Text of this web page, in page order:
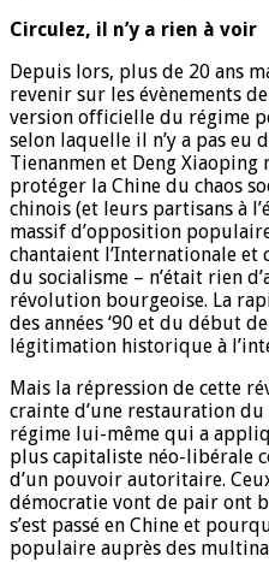
Circulez, il n’y a rien à voir
Depuis lors, plus de 20 ans
revenir sur les évènements
version officielle du régime
selon laquelle il n’y a pas eu
Tienanmen et Deng Xiaoping
protéger la Chine du chaos
chinois (et leurs partisans à
massif d’opposition
chantaient l’Internationale et
du socialisme – n’était rien
révolution bourgeoise. La
des années ‘90 et du début
légitimation historique à
Mais la répression de cette
crainte d’une restauration du
régime lui-même qui a
plus capitaliste néo-libérale
d’un pouvoir autoritaire.
démocratie vont de pair ont
s’est passé en Chine et
populaire auprès des